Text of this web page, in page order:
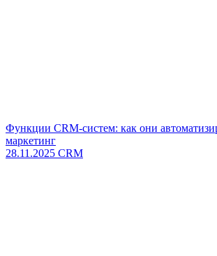
Функции CRM-систем: как они
маркетинг
28.11.2025 CRM